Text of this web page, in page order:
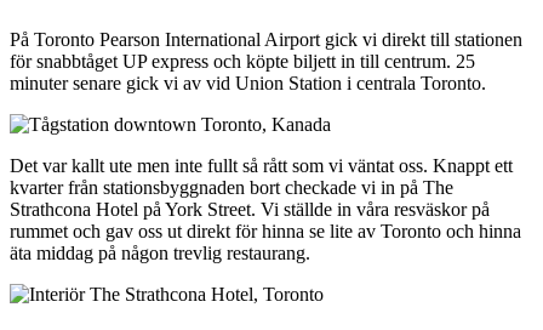
På Toronto Pearson International Airport gick vi direkt till stationen
för snabbtåget UP express och köpte biljett in till centrum. 25
minuter senare gick vi av vid Union Station i centrala Toronto.
Det var kallt ute men inte fullt så rått som vi väntat oss. Knappt ett
kvarter från stationsbyggnaden bort checkade vi in på The
Strathcona Hotel på York Street. Vi ställde in våra resväskor på
rummet och gav oss ut direkt för hinna se lite av Toronto och hinna
äta middag på någon trevlig restaurang.